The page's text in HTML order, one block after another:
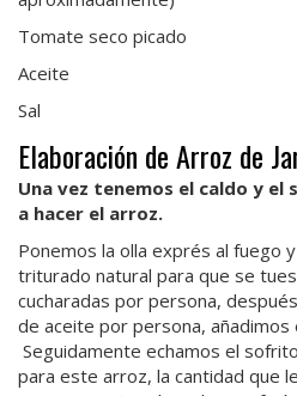
Tomate seco picado
Aceite
Sal
Elaboración de Arroz de
Una vez tenemos el caldo y
a hacer el arroz.
Ponemos la olla exprés al fuego
triturado natural para que se
cucharadas por persona,
de aceite por persona, añadimos
Seguidamente echamos el
para este arroz, la cantidad que